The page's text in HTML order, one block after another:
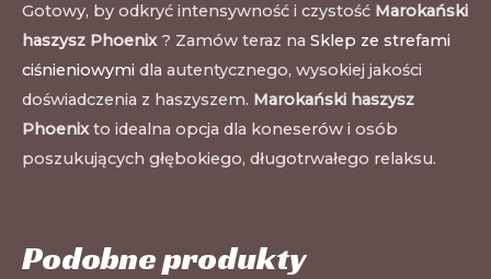
Gotowy, by odkryć intensywność i czystość Marokański
haszysz Phoenix? Zamów teraz na Sklep ze strefami
ciśnieniowymi dla autentycznego, wysokiej jakości
doświadczenia z haszyszem. Marokański haszysz
Phoenixto idealna opcja dla koneserów i osób
poszukujących głębokiego, długotrwałego relaksu.
Podobne produkty